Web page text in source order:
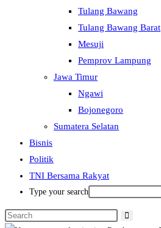
Tulang Bawang
Tulang Bawang Barat
Mesuji
Pemprov Lampung
Jawa Timur
Ngawi
Bojonegoro
Sumatera Selatan
Bisnis
Politik
TNI Bersama Rakyat
Type your search